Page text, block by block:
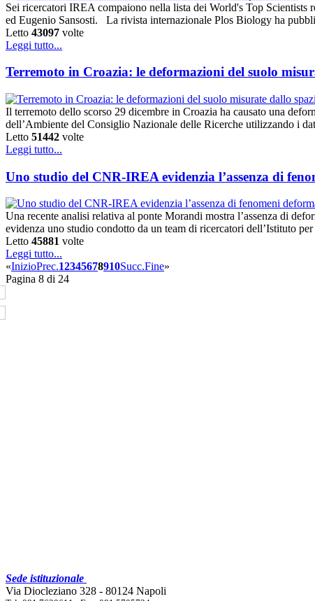
Sei ricercatori IREA compaiono nella lista dei World's Top
ed Eugenio Sansosti. La rivista internazionale Plos Biology ha
Letto 43097 volte
Leggi tutto...
Terremoto in Croazia: le deformazioni del suolo
Il terremoto dello scorso 29 dicembre in Croazia ha causato una
dell’Ambiente del Consiglio Nazionale delle Ricerche utilizzando i
Letto 51442 volte
Leggi tutto...
Uno studio del CNR-IREA evidenzia l’assenza di
Una recente analisi relativa al ponte Morandi mostra l’assenza di
evidenza uno studio condotto da un team di ricercatori dell’Istituto
Letto 45881 volte
Leggi tutto...
«InizioPrec.12345678910Succ.Fine»
Pagina 8 di 24
Sede istituzionale
Via Diocleziano 328 - 80124 Napoli